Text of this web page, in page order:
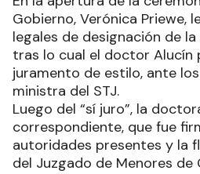
Gobierno, Verónica Priewe,
legales de designación de
tras lo cual el doctor Alucín
juramento de estilo, ante
ministra del STJ.
Luego del “sí juro”, la
correspondiente, que fue
autoridades presentes y la
del Juzgado de Menores de